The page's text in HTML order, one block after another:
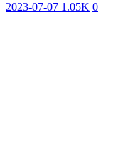
2023-07-07 1.05K 0